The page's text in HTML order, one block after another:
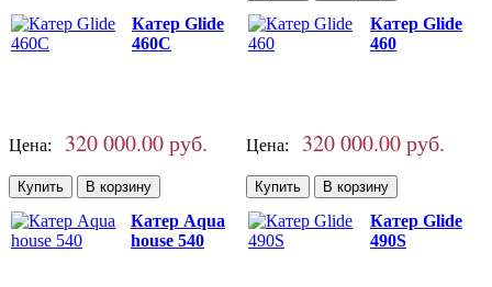
Катер Glide
460C
Цена: 320 000.00 руб.
Катер Glide
460
Цена: 320 000.00 руб.
Катер Aqua
house 540
Катер Glide
490S